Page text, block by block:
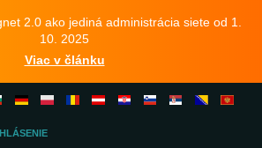
2.0 ako jediná administrácia siete od 1.
10. 2025
Viac v článku